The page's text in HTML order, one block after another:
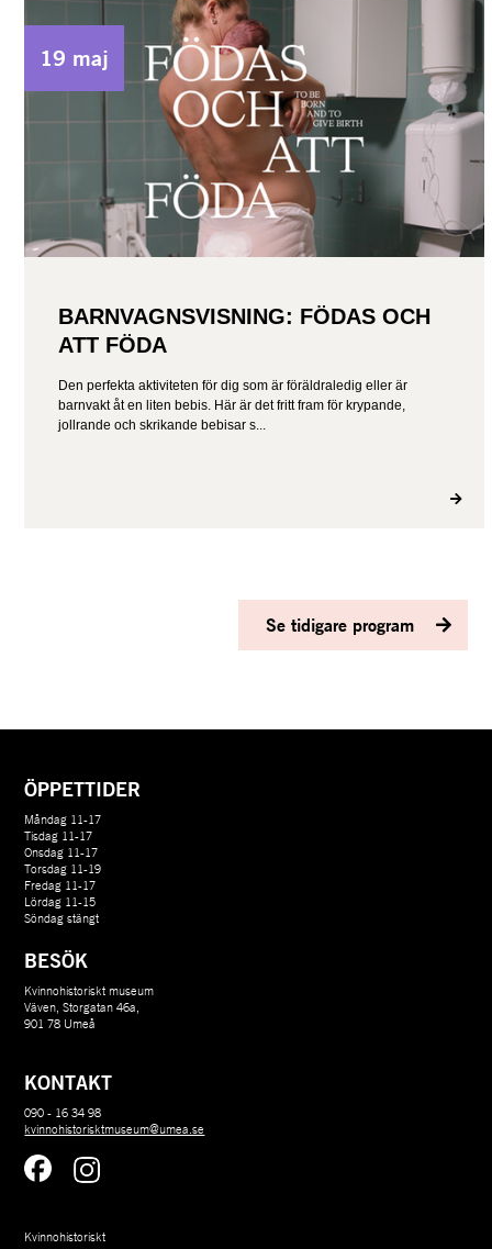
19 maj
BARNVAGNSVISNING: FÖDAS OCH
ATT FÖDA
Den perfekta aktiviteten för dig som är föräldraledig eller är
barnvakt åt en liten bebis. Här är det fritt fram för krypande,
jollrande och skrikande bebisar s...
Se tidigare program
ÖPPETTIDER
Måndag 11-17
Tisdag 11-17
Onsdag 11-17
Torsdag 11-19
Fredag 11-17
Lördag 11-15
Söndag stängt
BESÖK
Kvinnohistoriskt museum
Väven, Storgatan 46a,
901 78 Umeå
KONTAKT
090 - 16 34 98
kvinnohistorisktmuseum@umea.se
Kvinnohistoriskt